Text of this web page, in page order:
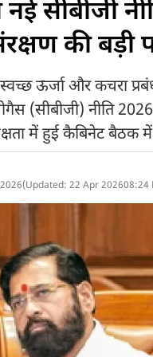
नई
की बड़ी
स्वच्छ ऊर्जा और कचरा
(सीबीजी) नीति
में हुई कैबिनेट बैठक में
(Updated: 22 Apr 202608:24